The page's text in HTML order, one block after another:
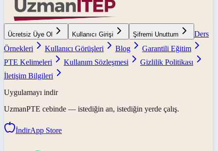
Ücretsiz Üye Ol Kullanıcı Girişi Şifremi Unuttum
Ders
Örnekleri
Kullanıcı Görüşleri Blog
Garantili Eğitim
PTE Kelimeleri
Kullanım Sözleşmesi
Gizlilik Politikası
İletişim Bilgileri
Uygulamayı indir
UzmanPTE cebinde — istediğin an, istediğin yerde çalış.
İndirApp Store